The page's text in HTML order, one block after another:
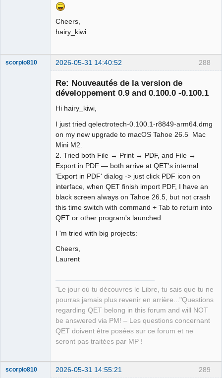
Cheers,
hairy_kiwi
288
scorpio810 2026-05-31 14:40:52
Re: Nouveautés de la version de
développement 0.9 and 0.100.0 -0.100.1
Hi hairy_kiwi,
I just tried qelectrotech-0.100.1-r8849-arm64.dmg
on my new upgrade to macOS Tahoe 26.5 Mac
Mini M2.
2. Tried both File → Print → PDF, and File →
Export in PDF — both arrive at QET's internal
'Export in PDF' dialog -> just click PDF icon on
interface, when QET finish import PDF, I have an
black screen always on Tahoe 26.5, but not crash
this time switch with command + Tab to return into
QET or other program's launched.
I 'm tried with big projects:
Cheers,
Laurent
"Le jour où tu découvres le Libre, tu sais que tu ne
pourras jamais plus revenir en arrière..."Questions
regarding QET belong in this forum and will NOT
be answered via PM! – Les questions concernant
QET doivent être posées sur ce forum et ne
seront pas traitées par MP !
289
scorpio810 2026-05-31 14:55:21